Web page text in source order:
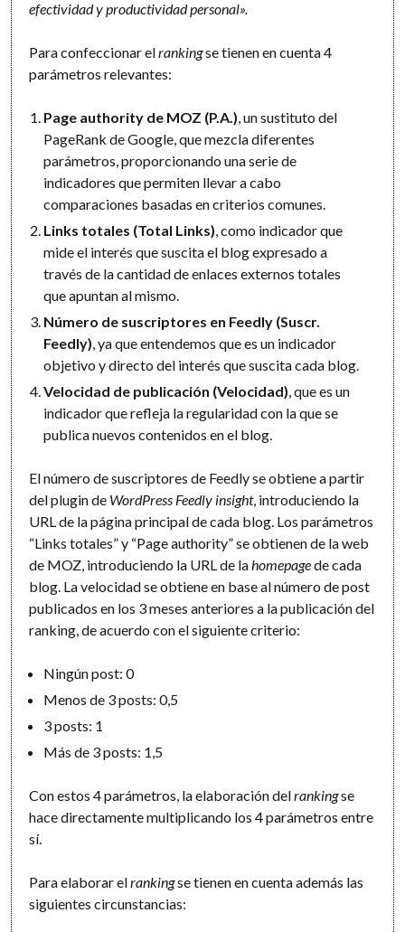
efectividad y productividad personal».
Para confeccionar elrankingse tienen en cuenta 4
parámetros relevantes:
Page authority de MOZ (P.A.), un sustituto del
PageRank de Google, que mezcla diferentes
parámetros, proporcionando una serie de
indicadores que permiten llevar a cabo
comparaciones basadas en criterios comunes.
Links totales (Total Links), como indicador que
mide el interés que suscita el blog expresado a
través de la cantidad de enlaces externos totales
que apuntan al mismo.
Número de suscriptores en Feedly (Suscr.
Feedly), ya que entendemos que es un indicador
objetivo y directo del interés que suscita cada blog.
Velocidad de publicación (Velocidad), que es un
indicador que refleja la regularidad con la que se
publica nuevos contenidos en el blog.
El número de suscriptores de Feedly se obtiene a partir
del plugin de WordPress Feedly insight, introduciendo la
URL de la página principal de cada blog. Los parámetros
“Links totales” y “Page authority” se obtienen de la web
de MOZ, introduciendo la URL de lahomepagede cada
blog. La velocidad se obtiene en base al número de post
publicados en los 3 meses anteriores a la publicación del
ranking, de acuerdo con el siguiente criterio:
Ningún post: 0
Menos de 3 posts: 0,5
3 posts: 1
Más de 3 posts: 1,5
Con estos 4 parámetros, la elaboración delrankingse
hace directamente multiplicando los 4 parámetros entre
sí.
Para elaborar elrankingse tienen en cuenta además las
siguientes circunstancias: